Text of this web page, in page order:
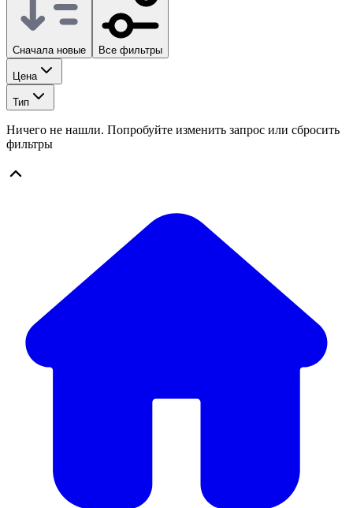
Сначала новые Все фильтры
Цена
Тип
Ничего не нашли. Попробуйте изменить запрос или сбросить
фильтры